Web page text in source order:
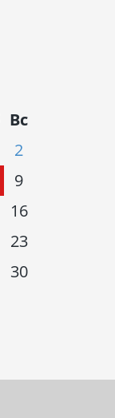
Вс
2
9
16
23
30